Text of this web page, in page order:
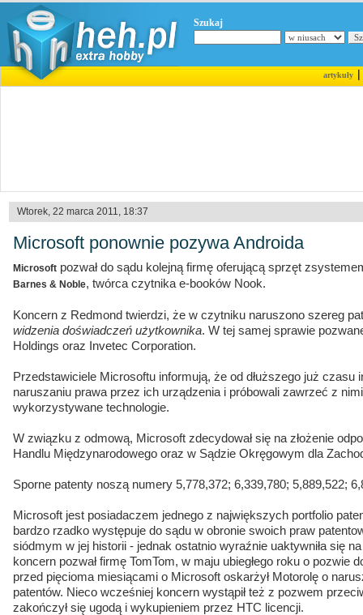
Szukaj
artykuły|
Wtorek, 22 marca 2011, 18:37
Microsoft ponownie pozywa Androida
Microsoft pozwał do sądu kolejną firmę oferującą sprzęt
Barnes & Noble, twórca czytnika e-booków Nook.
Koncern z Redmond twierdzi, że w czytniku naruszono szereg
widzenia doświadczeń użytkownika. W tej samej sprawie
Holdings oraz Invetec Corporation.
Przedstawiciele Microsoftu informują, że od dłuższego już czasu
naruszaniu prawa przez ich urządzenia i próbowali zawrzeć z
wykorzystywane technologie.
W związku z odmową, Microsoft zdecydował się na złożenie
Handlu Międzynarodowego oraz w Sądzie Okręgowym dla
Sporne patenty noszą numery 5,778,372; 6,339,780; 5,889,522;
Microsoft jest posiadaczem jednego z największych portfolio
bardzo rzadko występuje do sądu w obronie swoich praw
siódmym w jej historii - jednak ostatnio wyraźnie uaktywniła się
koncern pozwał firmę TomTom, w maju ubiegłego roku o pozwie
przed pięcioma miesiącami o Microsoft oskarżył Motorolę o
patentów. Nieco wcześniej koncern wystąpił też z pozwem
zakończył się ugodą i wykupieniem przez HTC licencji.